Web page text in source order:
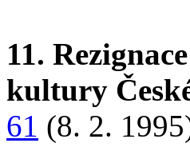
11.
kultury
61 (8. 2.